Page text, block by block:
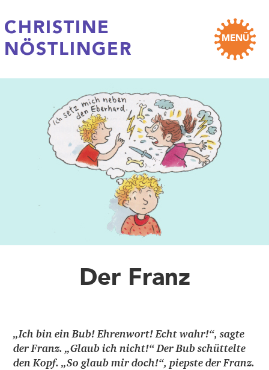
CHRISTINE
NÖSTLINGER
MENÜ
Der Franz
„Ich bin ein Bub! Ehrenwort! Echt wahr!“, sagte
der Franz. „Glaub ich nicht!“ Der Bub schüttelte
den Kopf. „So glaub mir doch!“, piepste der Franz.